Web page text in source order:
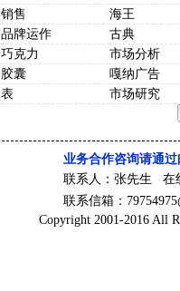
销售
海王
品牌运作
古典
巧克力
市场分析
胶囊
嘎纳广告
表 市场研究
业务合作咨询请通
联系人：张先生 在
联系信箱：
Copyright 2001-2016 All